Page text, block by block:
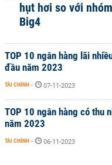
hụt hơi so với nhóm
Big4
TOP 10 ngân hàng lãi
đầu năm 2023
TÀI CHÍNH - 07-11-2023
TOP 10 ngân hàng có thu
năm 2023
TÀI CHÍNH - 06-11-2023